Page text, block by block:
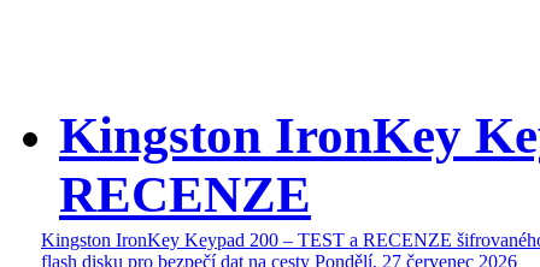
Kingston IronKey
RECENZE
Kingston IronKey Keypad 200 – TEST a RECENZE
flash disku pro bezpečí dat na cesty Pondělí, 27 červenec 2026